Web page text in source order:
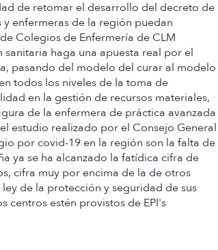
de retomar el desarrollo del decreto de
enfermeras de la región puedan
Colegios de Enfermería de CLM
haga una apuesta real por el
pasando del modelo del curar al modelo
todos los niveles de la toma de
en la gestión de recursos materiales,
de la enfermera de práctica avanzada
estudio realizado por el Consejo General
por covid-19 en la región son la falta de
ya se ha alcanzado la fatídica cifra de
cifra muy por encima de la de otros
de la protección y seguridad de sus
centros estén provistos de EPI's